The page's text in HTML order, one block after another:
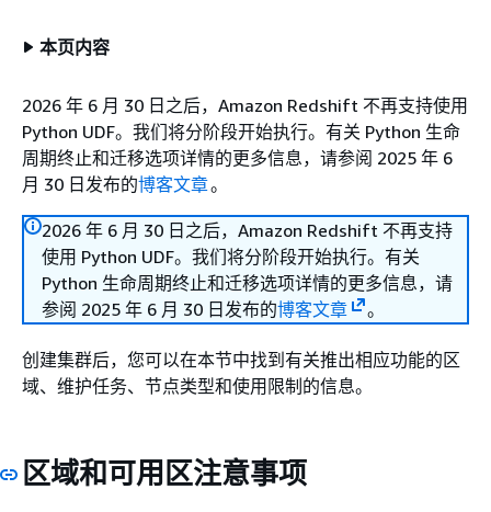
本页内容
2026 年 6 月 30 日之后，Amazon Redshift 不再支持使用
Python UDF。我们将分阶段开始执行。有关 Python 生命
周期终止和迁移选项详情的更多信息，请参阅 2025 年 6
月 30 日发布的博客文章。
2026 年 6 月 30 日之后，Amazon Redshift 不再支持
使用 Python UDF。我们将分阶段开始执行。有关
Python 生命周期终止和迁移选项详情的更多信息，请
参阅 2025 年 6 月 30 日发布的博客文章 。
创建集群后，您可以在本节中找到有关推出相应功能的区
域、维护任务、节点类型和使用限制的信息。
区域和可用区注意事项